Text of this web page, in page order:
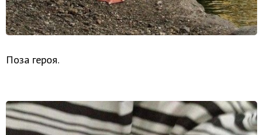
Поза героя.